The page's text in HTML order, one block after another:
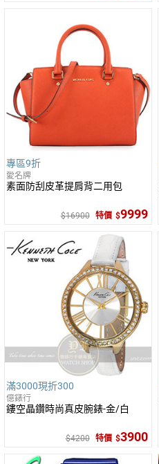
專區9折
愛名牌
素面防刮皮革提肩背二用包
16900 特價 9999
滿3000現折300
億錶行
鏤空晶鑽時尚真皮腕錶-金/白
4200 特價 3900